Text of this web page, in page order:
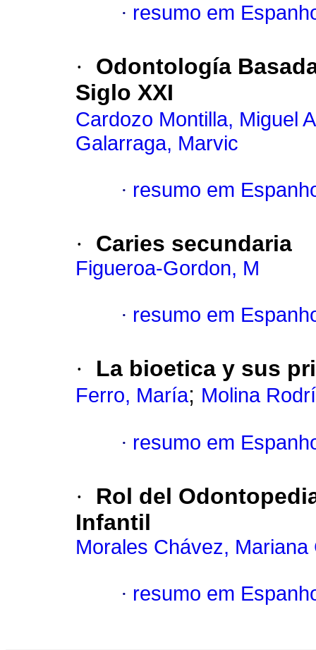
· resumo em
·
Odontología
Siglo XXI
Cardozo Montilla, Miguel
Galarraga, Marvic
· resumo em
· Caries secundaria
Figueroa-Gordon, M
· resumo em
· La bioetica y sus
Ferro, María; Molina
· resumo em
·
Rol del
Infantil
Morales Chávez, Mariana
· resumo em